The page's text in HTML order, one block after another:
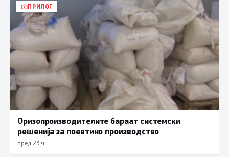
ПРИЛОГ
Оризопроизводителите бараат системски
решенија за поевтино производство
пред 23 ч.